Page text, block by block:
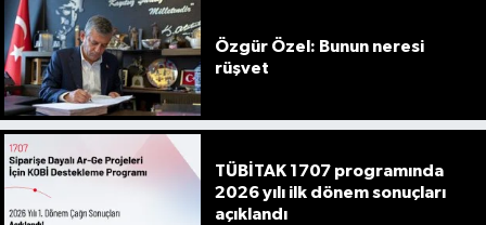
Özgür Özel: Bunun neresi
rüşvet
TÜBİTAK 1707 programında
2026 yılı ilk dönem sonuçları
açıklandı